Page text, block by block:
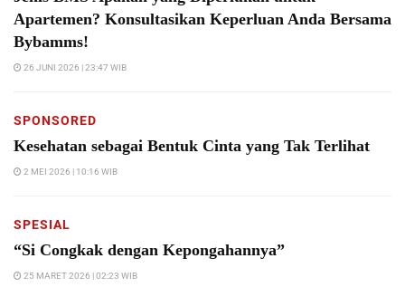
Apartemen? Konsultasikan Keperluan Anda Bersama
Bybamms!
26 JUNI 2026 | 23:47 WIB
SPONSORED
Kesehatan sebagai Bentuk Cinta yang Tak Terlihat
2 MEI 2026 | 10:16 WIB
SPESIAL
“Si Congkak dengan Kepongahannya”
25 MARET 2026 | 02:23 WIB